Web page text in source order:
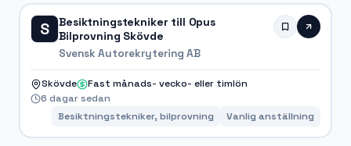
S
Besiktningstekniker till Opus
Bilprovning Skövde
Svensk Autorekrytering AB
Skövde
Fast månads- vecko- eller timlön
6 dagar sedan
Besiktningstekniker, bilprovning
Vanlig anställning